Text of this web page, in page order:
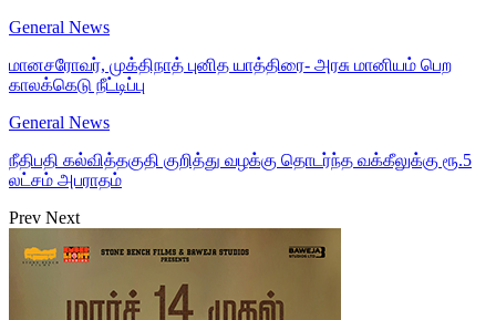
General News
மானசரோவர், முக்திநாத் புனித யாத்திரை- அரசு மானியம் பெற
காலக்கெடு நீட்டிப்பு
General News
நீதிபதி கல்வித்தகுதி குறித்து வழக்கு தொடர்ந்த வக்கீலுக்கு ரூ.5
லட்சம் அபராதம்
Prev Next